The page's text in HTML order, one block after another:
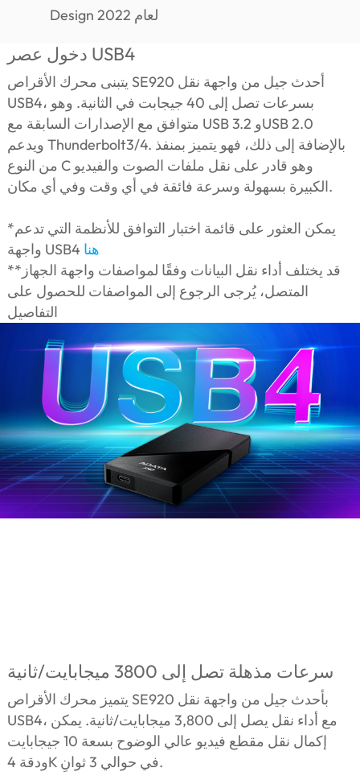
Design لعام 2022
دخول عصر USB4
يتبنى محرك الأقراص SE920 أحدث جيل من واجهة نقل
USB4، بسرعات تصل إلى 40 جيجابت في الثانية. وهو
متوافق مع الإصدارات السابقة مع USB 3.2 وUSB 2.0
ويدعم Thunderbolt3/4. بالإضافة إلى ذلك، فهو يتميز بمنفذ
من النوع C وهو قادر على نقل ملفات الصوت والفيديو
الكبيرة بسهولة وسرعة فائقة في أي وقت وفي أي مكان.
*يمكن العثور على قائمة اختبار التوافق للأنظمة التي تدعم
واجهة USB4 هنا
**قد يختلف أداء نقل البيانات وفقًا لمواصفات واجهة الجهاز
المتصل، يُرجى الرجوع إلى المواصفات للحصول على
التفاصيل
سرعات مذهلة تصل إلى 3800 ميجابايت/ثانية
يتميز محرك الأقراص SE920 بأحدث جيل من واجهة نقل
USB4، مع أداء نقل يصل إلى 3,800 ميجابايت/ثانية. يمكن
إكمال نقل مقطع فيديو عالي الوضوح بسعة 10 جيجابايت
ودقة 4K في حوالي 3 ثوانٍ.